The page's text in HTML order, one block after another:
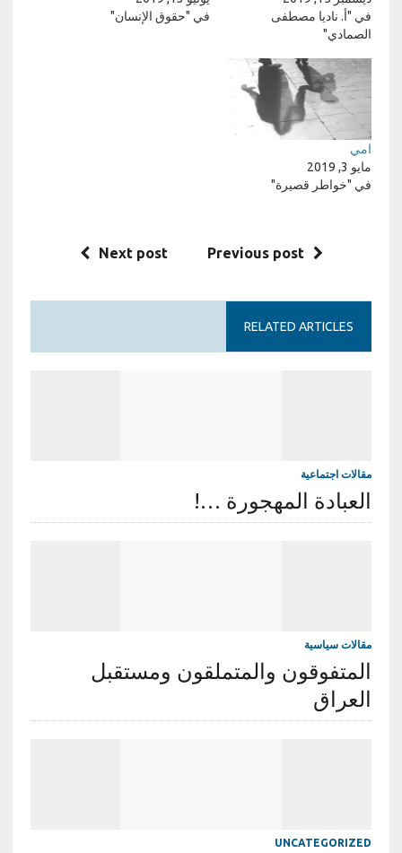
في "أ. ناديا مصطفى
الصمادي"
في "حقوق الإنسان"
امي
مايو 3, 2019
في "خواطر قصيرة"
Previous post
Next post
RELATED ARTICLES
مقالات اجتماعية
العبادة المهجورة …!
مقالات سياسية
المتفوقون والمتملقون ومستقبل
العراق
UNCATEGORIZED